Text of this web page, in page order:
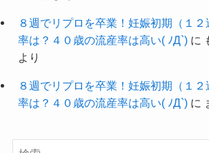
８週でリプロを卒業！妊娠初期（１
率は？４０歳の流産率は高い( ﾉД`)に
より
８週でリプロを卒業！妊娠初期（１
率は？４０歳の流産率は高い( ﾉД`)に